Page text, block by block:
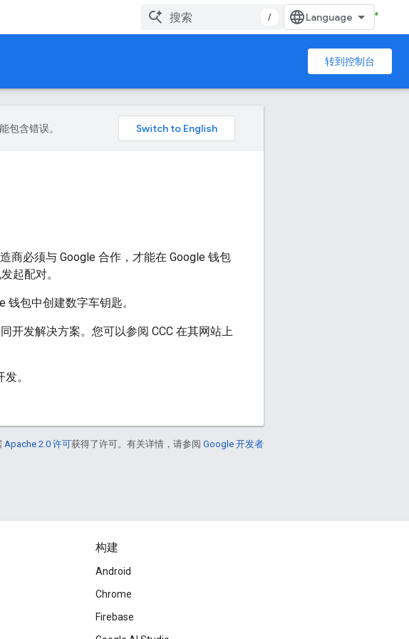
/
转到控制台
包含错误。
商必须与 Google 合作，才能在 Google 钱包
起配对。
包中创建数字车钥匙。
开发解决方案。您可以参阅 CCC 在其网站上
。
Apache 2.0 许可获得了许可。有关详情，请参阅 Google 开发者
构建
Android
Chrome
Firebase